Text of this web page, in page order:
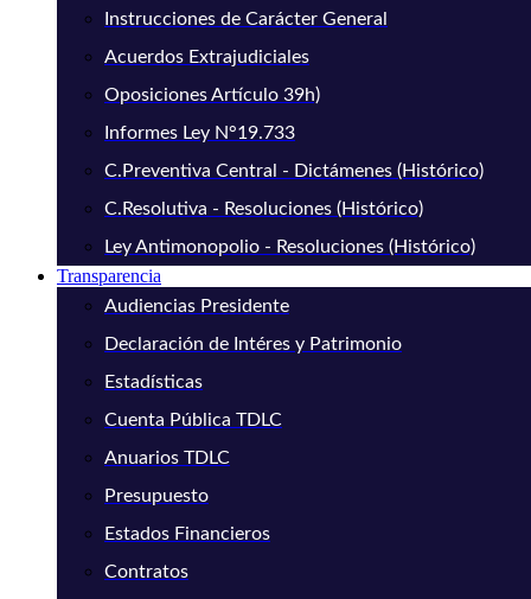
Instrucciones de Carácter General
Acuerdos Extrajudiciales
Oposiciones Artículo 39h)
Informes Ley N°19.733
C.Preventiva Central - Dictámenes (Histórico)
C.Resolutiva - Resoluciones (Histórico)
Ley Antimonopolio - Resoluciones (Histórico)
Transparencia
Audiencias Presidente
Declaración de Intéres y Patrimonio
Estadísticas
Cuenta Pública TDLC
Anuarios TDLC
Presupuesto
Estados Financieros
Contratos